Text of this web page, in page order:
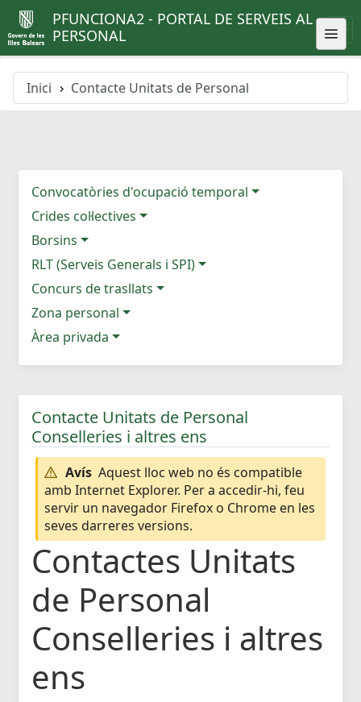
PFUNCIONA2 - PORTAL DE SERVEIS AL
PERSONAL
Inici Contacte Unitats de Personal
Convocatòries d'ocupació temporal
Crides col·lectives
Borsins
RLT (Serveis Generals i SPI)
Concurs de trasllats
Zona personal
Àrea privada
Contacte Unitats de Personal
Conselleries i altres ens
Avís Aquest lloc web no és compatible
amb Internet Explorer. Per a accedir-hi, feu
servir un navegador Firefox o Chrome en les
seves darreres versions.
Contactes Unitats
de Personal
Conselleries i altres
ens